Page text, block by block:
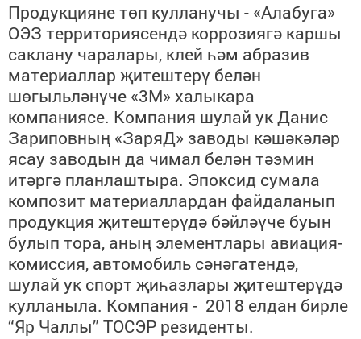
Продукцияне төп кулланучы - «Алабуга»
ОЭЗ территориясендә коррозиягә каршы
саклану чаралары, клей һәм абразив
материаллар җитештерү белән
шөгыльләнүче «3М» халыкара
компаниясе. Компания шулай ук Данис
Зариповның «ЗаряД» заводы кәшәкәләр
ясау заводын да чимал белән тәэмин
итәргә планлаштыра. Эпоксид сумала
композит материаллардан файдаланып
продукция җитештерүдә бәйләүче буын
булып тора, аның элементлары авиация-
комиссия, автомобиль сәнәгатендә,
шулай ук спорт җиһазлары җитештерүдә
кулланыла. Компания - 2018 елдан бирле
“Яр Чаллы” ТОСЭР резиденты.